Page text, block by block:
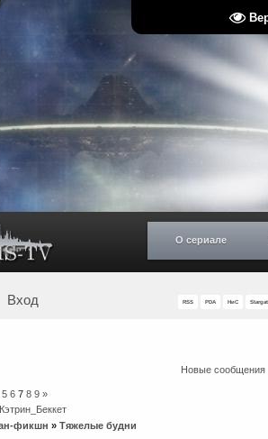
О сериале
Вход RSS PDA НиС
Новые сообщения
5 6 7 8 9 »
Кэтрин_Беккет
фикшн » Тяжелые будни